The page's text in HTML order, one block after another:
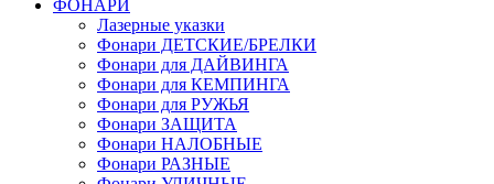
ФОНАРИ
Лазерные указки
Фонари ДЕТСКИЕ/БРЕЛКИ
Фонари для ДАЙВИНГА
Фонари для КЕМПИНГА
Фонари для РУЖЬЯ
Фонари ЗАЩИТА
Фонари НАЛОБНЫЕ
Фонари РАЗНЫЕ